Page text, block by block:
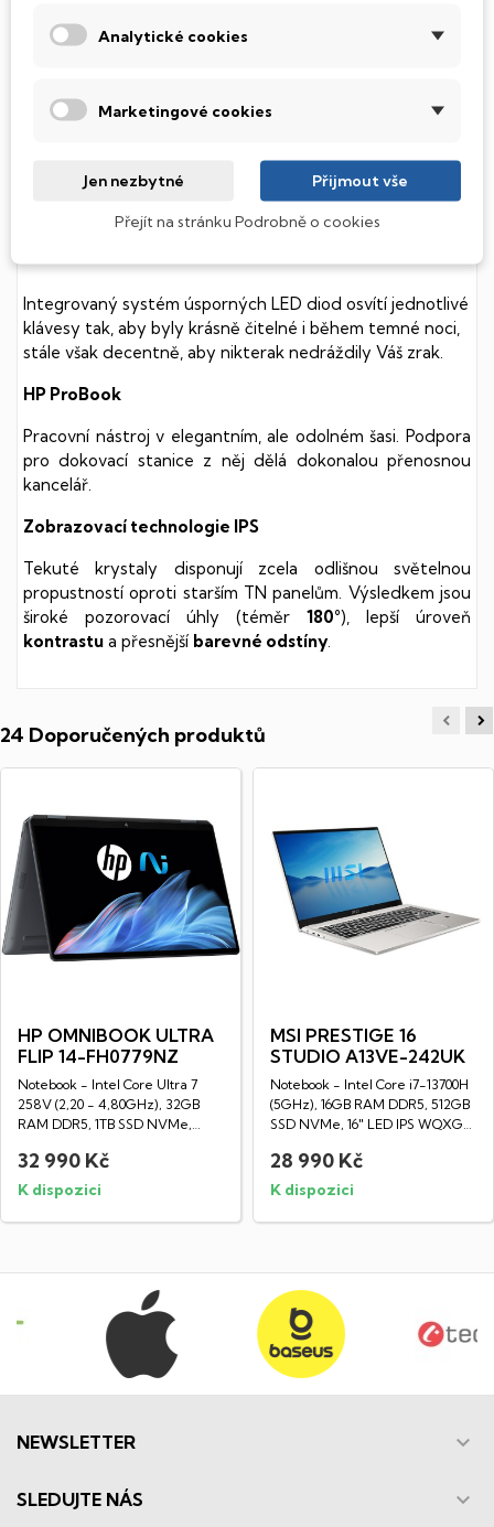
SSD Disk
(Hard Disk Drive) disků nedisponuje žádnými pohyblivými
k mechanickému poškození. Díky použití elektronické
soustavy je tento disk mnohem
tiššía především nabízí
rychlejší
práci s daty.
Integrovaný systém úsporných LED diod osvítí jednotlivé
klávesy tak, aby byly krásně čitelné i během temné noci,
stále však decentně, aby nikterak nedráždily Váš zrak.
HP ProBook
Pracovní nástroj v elegantním, ale odolném šasi. Podpora
pro dokovací stanice z něj dělá dokonalou přenosnou
kancelář.
Zobrazovací technologie IPS
Tekuté krystaly disponují zcela odlišnou světelnou
propustností oproti starším TN panelům. Výsledkem jsou
široké pozorovací úhly (téměr 180°), lepší úroveň
kontrastu a přesnější barevné odstíny
24 Doporučených produktů
HP OMNIBOOK ULTRA
FLIP 14-FH0779NZ
Notebook - Intel Core Ultra 7
258V (2,20 - 4,80GHz), 32GB
RAM DDR5, 1TB SSD NVMe,
32 990 Kč
K dispozici
MSI PRESTIGE 16
STUDIO A13VE-242UK
Notebook - Intel Core i7-13700H
(5GHz), 16GB RAM DDR5, 512GB
SSD NVMe, 16" LED IPS WQXGA
28 990 Kč
K dispozici
NEWSLETTER 
SLEDUJTE NÁS 
Analytické cookies
Marketingové cookies
Jen nezbytné Přijmout vše
Přejít na stránku Podrobně o cookies